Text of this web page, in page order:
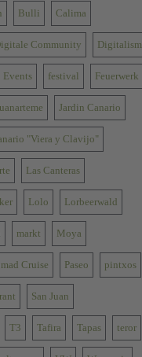
Bulli Calima
Community Digitalism
Events festival Feuerwerk
Jardin Canario
"Viera y Clavijo"
Las Canteras
Lolo Lorbeerwald
markt Moya
Cruise Paseo pintxos
San Juan
T3 Tafira Tapas teror